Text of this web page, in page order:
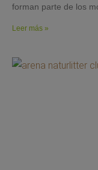
forman parte de los
Leer más »